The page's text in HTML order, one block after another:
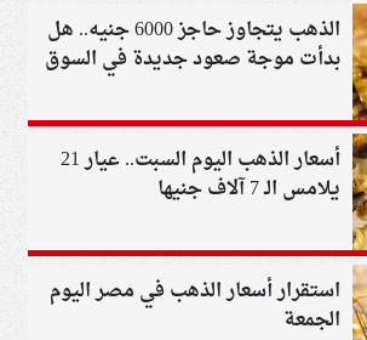
الذهب يتجاوز حاجز 6000 جنيه.. هل
بدأت موجة صعود جديدة في السوق
أسعار الذهب اليوم السبت.. عيار 21
يلامس الـ 7 آلاف جنيها
استقرار أسعار الذهب في مصر اليوم
الجمعة